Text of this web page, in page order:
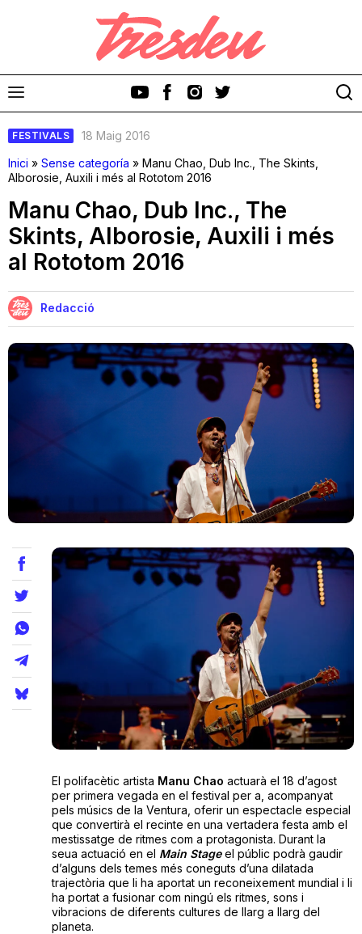
Discos
Videoclips
Festivals
Teatre
Internet
Opinió
Llibres
FESTIVALS
18 Maig 2016
Inici » Sense categoría » Manu Chao, Dub Inc., The Skints,
Alborosie, Auxili i més al Rototom 2016
Manu Chao, Dub Inc., The
Skints, Alborosie, Auxili i més
al Rototom 2016
Redacció
El polifacètic artista Manu Chao actuarà el 18 d’agost
per primera vegada en el festival per a, acompanyat
pels músics de la Ventura, oferir un espectacle especial
que convertirà el recinte en una vertadera festa amb el
mestissatge de ritmes com a protagonista. Durant la
seua actuació en el Main Stageel públic podrà gaudir
d’alguns dels temes més coneguts d’una dilatada
trajectòria que li ha aportat un reconeixement mundial i li
ha portat a fusionar com ningú els ritmes, sons i
vibracions de diferents cultures de llarg a llarg del
planeta.